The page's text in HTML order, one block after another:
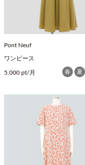
Pont Neuf
ワンピース
5,000 pt/月 春 夏